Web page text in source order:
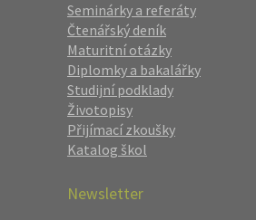
Seminárky a referáty
Čtenářský deník
Maturitní otázky
Diplomky a bakalářky
Studijní podklady
Životopisy
Přijímací zkoušky
Katalog škol
Newsletter